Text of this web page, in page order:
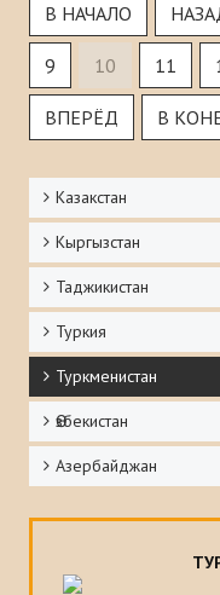
В НАЧАЛО
9 10 11
ВПЕРЁД В
Казакстан
Кыргызстан
Таджикистан
Туркия
Туркменистан
Ѳзбекистан
Азербайджан